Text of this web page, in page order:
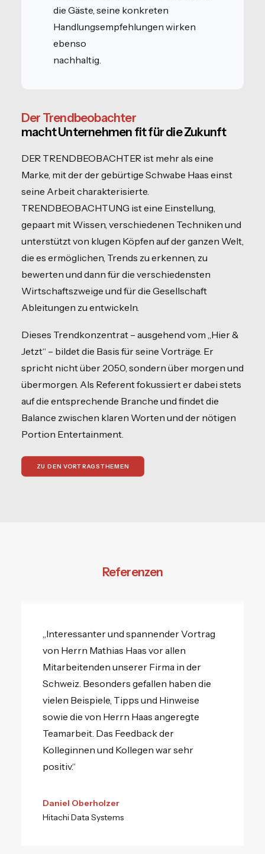
die Gäste, seine konkreten
Handlungsempfehlungen wirken
ebenso
nachhaltig.
Der Trendbeobachter
macht Unternehmen fit für die Zukunft
DER TRENDBEOBACHTER ist mehr als eine
Marke, mit der der gebürtige Schwabe Haas einst
seine Arbeit charakterisierte.
TRENDBEOBACHTUNG ist eine Einstellung,
gepaart mit Wissen, verschiedenen Techniken und
unterstützt von klugen Köpfen auf der ganzen Welt,
die es ermöglichen, Trends zu erkennen, zu
bewerten und dann für die verschiedensten
Wirtschaftszweige und für die Gesellschaft
Ableitungen zu entwickeln.
Dieses Trendkonzentrat – ausgehend vom „Hier &
Jetzt“ – bildet die Basis für seine Vorträge. Er
spricht nicht über 2050, sondern über morgen und
übermorgen. Als Referent fokussiert er dabei stets
auf die entsprechende Branche und findet die
Balance zwischen klaren Worten und der nötigen
Portion Entertainment.
ZU DEN VORTRAGSTHEMEN
Referenzen
„Interessanter und spannender Vortrag
von Herrn Mathias Haas vor allen
Mitarbeitenden unserer Firma in der
Schweiz. Besonders gefallen haben die
vielen Beispiele, Tipps und Hinweise
sowie die von Herrn Haas angeregte
Teamarbeit. Das Feedback der
Kolleginnen und Kollegen war sehr
positiv.“
Daniel Oberholzer
Hitachi Data Systems